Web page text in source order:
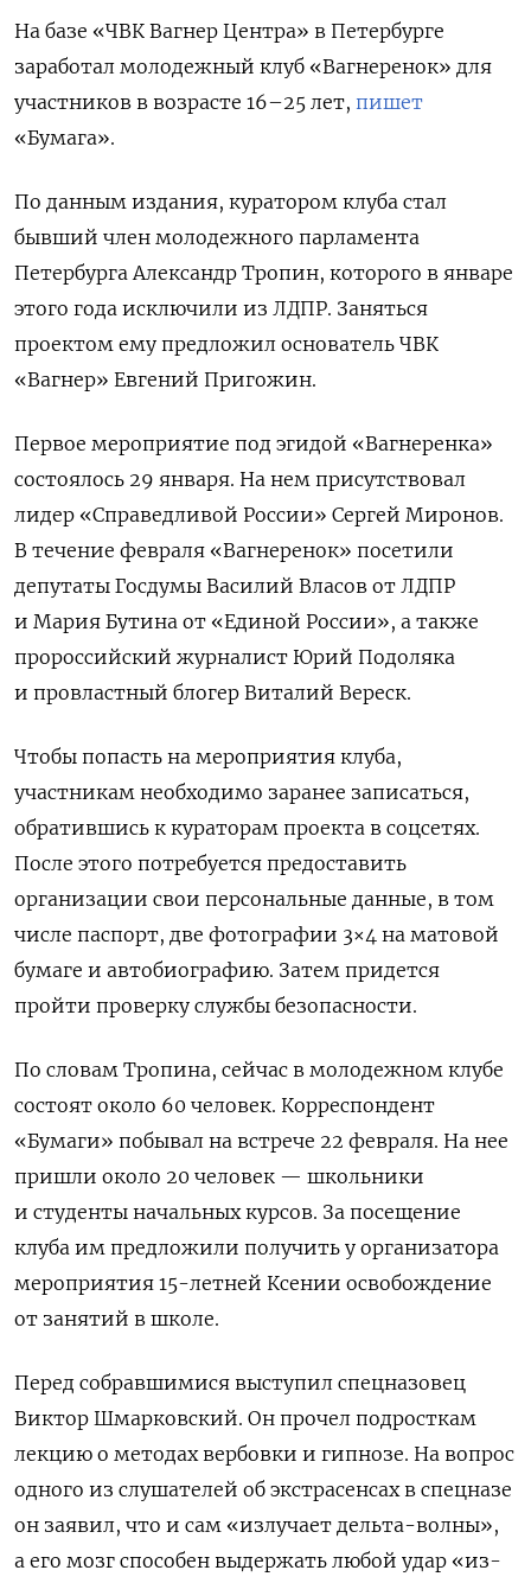
На базе «ЧВК Вагнер Центра» в Петербурге
заработал молодежный клуб «Вагнеренок» для
участников в возрасте 16–25 лет, пишет
«Бумага».
По данным издания, куратором клуба стал
бывший член молодежного парламента
Петербурга Александр Тропин, которого в январе
этого года исключили из ЛДПР. Заняться
проектом ему предложил основатель ЧВК
«Вагнер» Евгений Пригожин.
Первое мероприятие под эгидой «Вагнеренка»
состоялось 29 января. На нем присутствовал
лидер «Справедливой России» Сергей Миронов.
В течение февраля «Вагнеренок» посетили
депутаты Госдумы Василий Власов от ЛДПР
и Мария Бутина от «Единой России», а также
пророссийский журналист Юрий Подоляка
и провластный блогер Виталий Вереск.
Чтобы попасть на мероприятия клуба,
участникам необходимо заранее записаться,
обратившись к кураторам проекта в соцсетях.
После этого потребуется предоставить
организации свои персональные данные, в том
числе паспорт, две фотографии 3×4 на матовой
бумаге и автобиографию. Затем придется
пройти проверку службы безопасности.
По словам Тропина, сейчас в молодежном клубе
состоят около 60 человек. Корреспондент
«Бумаги» побывал на встрече 22 февраля. На нее
пришли около 20 человек — школьники
и студенты начальных курсов. За посещение
клуба им предложили получить у организатора
мероприятия 15-летней Ксении освобождение
от занятий в школе.
Перед собравшимися выступил спецназовец
Виктор Шмарковский. Он прочел подросткам
лекцию о методах вербовки и гипнозе. На вопрос
одного из слушателей об экстрасенсах в спецназе
он заявил, что и сам «излучает дельта-волны»,
а его мозг способен выдержать любой удар «из-